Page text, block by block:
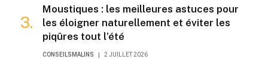
Moustiques : les meilleures astuces pour
les éloigner naturellement et éviter les
piqûres tout l’été
CONSEILSMALINS 2 JUILLET 2026